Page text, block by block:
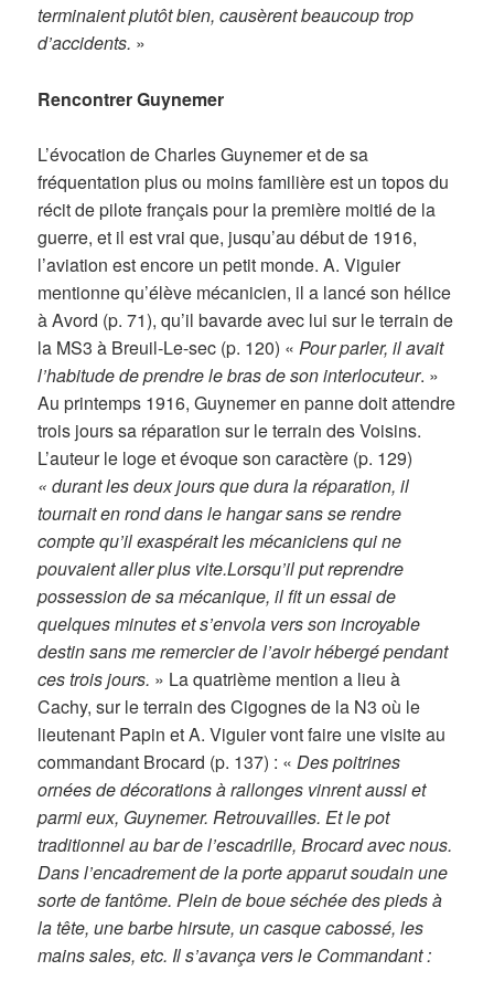
terminaient plutôt bien, causèrent beaucoup trop
d’accidents. »
Rencontrer Guynemer
L’évocation de Charles Guynemer et de sa
fréquentation plus ou moins familière est un topos du
récit de pilote français pour la première moitié de la
guerre, et il est vrai que, jusqu’au début de 1916,
l’aviation est encore un petit monde. A. Viguier
mentionne qu’élève mécanicien, il a lancé son hélice
à Avord (p. 71), qu’il bavarde avec lui sur le terrain de
la MS3 à Breuil-Le-sec (p. 120) « Pour parler, il avait
l’habitude de prendre le bras de son interlocuteur. »
Au printemps 1916, Guynemer en panne doit attendre
trois jours sa réparation sur le terrain des Voisins.
L’auteur le loge et évoque son caractère (p. 129)
« durant les deux jours que dura la réparation, il
tournait en rond dans le hangar sans se rendre
compte qu’il exaspérait les mécaniciens qui ne
pouvaient aller plus vite.Lorsqu’il put reprendre
possession de sa mécanique, il fit un essai de
quelques minutes et s’envola vers son incroyable
destin sans me remercier de l’avoir hébergé pendant
ces trois jours. » La quatrième mention a lieu à
Cachy, sur le terrain des Cigognes de la N3 où le
lieutenant Papin et A. Viguier vont faire une visite au
commandant Brocard (p. 137) : «Des poitrines
ornées de décorations à rallonges vinrent aussi et
parmi eux, Guynemer. Retrouvailles. Et le pot
traditionnel au bar de l’escadrille, Brocard avec nous.
Dans l’encadrement de la porte apparut soudain une
sorte de fantôme. Plein de boue séchée des pieds à
la tête, une barbe hirsute, un casque cabossé, les
mains sales, etc. Il s’avança vers le Commandant :